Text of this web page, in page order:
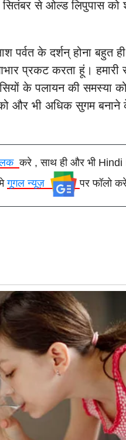
से ओल्ड लिपुपास को
पर्वत के दर्शन् होना
प्रकट करता हूं। हमारी
के पलायन की समस्या
को और भी अधिक सुगम
करे , साथ ही और भी Hindi
गूगल न्यूज़ पर फॉलो